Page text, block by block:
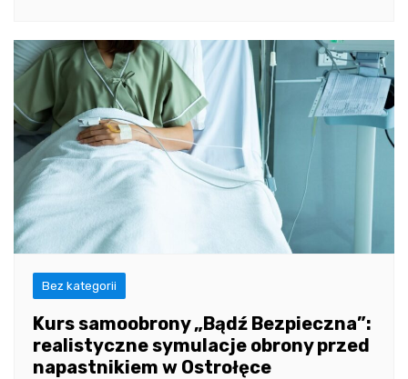
Bez kategorii
Kurs samoobrony „Bądź Bezpieczna”:
realistyczne symulacje obrony przed
napastnikiem w Ostrołęce